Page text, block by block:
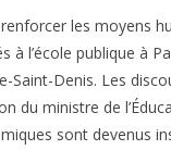
les moyens
à l’école publique à
Saint-Denis. Les
du ministre de
sont devenus